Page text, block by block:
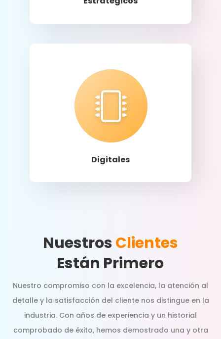
Digitales
Llamar
NuestrosClientes
Están Primero
Nuestro compromiso con la excelencia, la atención al
detalle y la satisfacción del cliente nos distingue en la
industria. Con años de experiencia y un historial
comprobado de éxito, hemos demostrado una y otra